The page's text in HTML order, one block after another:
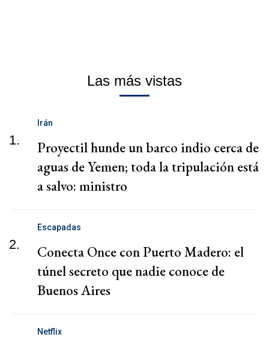
Las más vistas
1.
Irán
Proyectil hunde un barco indio cerca de
aguas de Yemen; toda la tripulación está
a salvo: ministro
2.
Escapadas
Conecta Once con Puerto Madero: el
túnel secreto que nadie conoce de
Buenos Aires
Netflix